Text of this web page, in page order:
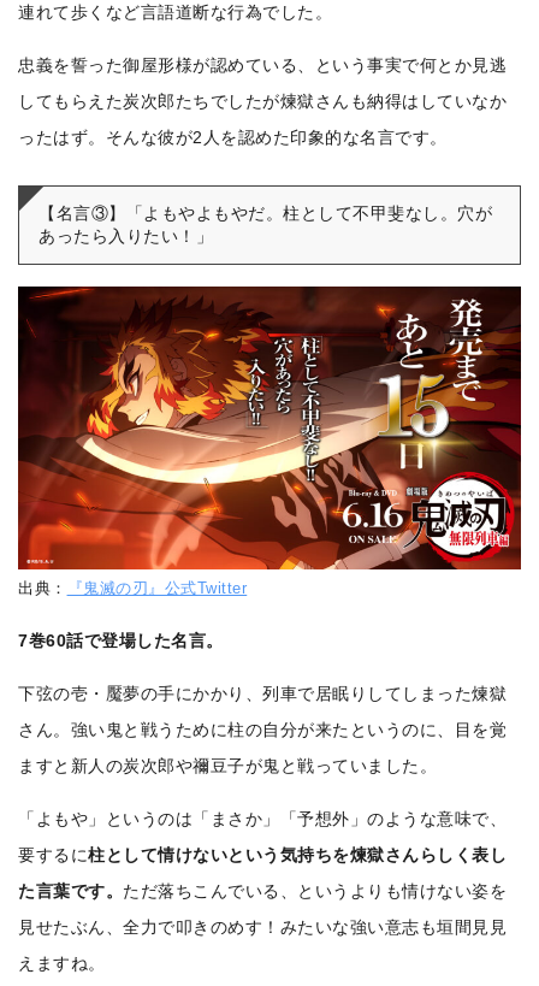
連れて歩くなど言語道断な行為でした。
忠義を誓った御屋形様が認めている、という事実で何とか見逃
してもらえた炭次郎たちでしたが煉獄さんも納得はしていなか
ったはず。そんな彼が2人を認めた印象的な名言です。
【名言③】「よもやよもやだ。柱として不甲斐なし。穴が
あったら入りたい！」
出典： 『鬼滅の刃』公式Twitter
7巻60話で登場した名言。
下弦の壱・魘夢の手にかかり、列車で居眠りしてしまった煉獄
さん。強い鬼と戦うために柱の自分が来たというのに、目を覚
ますと新人の炭次郎や禰豆子が鬼と戦っていました。
「よもや」というのは「まさか」「予想外」のような意味で、
要するに柱として情けないという気持ちを煉獄さんらしく表し
た言葉です。 ただ落ちこんでいる、というよりも情けない姿を
見せたぶん、全力で叩きのめす！みたいな強い意志も垣間見見
えますね。